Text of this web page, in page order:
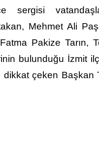
Mehmet Ali
Pakize Tarın,
bulunduğu İzmit
çeken Başkan